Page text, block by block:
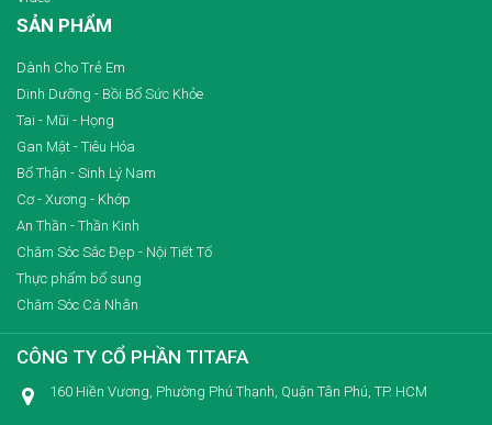
SẢN PHẨM
Dành Cho Trẻ Em
Dinh Dưỡng - Bồi Bổ Sức Khỏe
Tai - Mũi - Họng
Gan Mật - Tiêu Hóa
Bổ Thận - Sinh Lý Nam
Cơ - Xương - Khớp
An Thần - Thần Kinh
Chăm Sóc Sắc Đẹp - Nội Tiết Tố
Thực phẩm bổ sung
Chăm Sóc Cá Nhân
CÔNG TY CỔ PHẦN TITAFA
160 Hiền Vương, Phường Phú Thạnh, Quận Tân Phú, TP. HCM